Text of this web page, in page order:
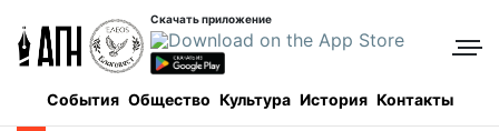
Скачать приложение
События Общество Культура История Контакты